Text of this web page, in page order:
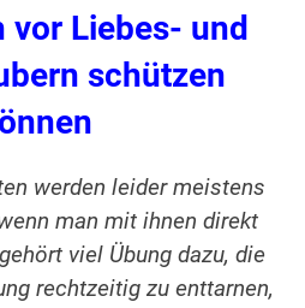
vor Liebes- und
schützen
werden leider meistens
man mit ihnen direkt
viel Übung dazu, die
rechtzeitig zu enttarnen,